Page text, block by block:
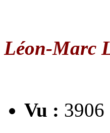
Léon-Marc
Vu : 3906